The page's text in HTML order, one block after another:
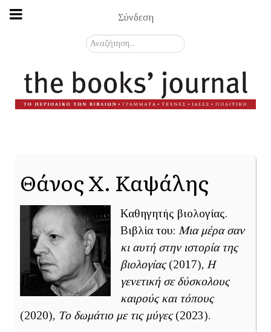
Σύνδεση
Αναζήτηση...
Θάνος Χ. Καψάλης
Καθηγητής βιολογίας.
Βιβλία του: Μια μέρα σαν
κι αυτή στην ιστορία της
βιολογίας(2017), Η
γενετική σε δύσκολους
καιρούς και τόπους
(2020), Το δωμάτιο με τις μύγες(2023).